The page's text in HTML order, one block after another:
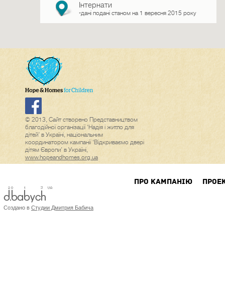
Інтернати
*дані подані станом на 1 вересня 2015 року
© 2013, Сайт створено Представництвом
благодійної організації ‘Надія і житло для
дітей’ в Україні, національним
координатором кампанії ‘Відкриваємо двері
дітям Європи’ в Україні,
www.hopeandhomes.org.ua
ПРО КАМПАНIЮ
Создано в Студии Дмитрия Бабича